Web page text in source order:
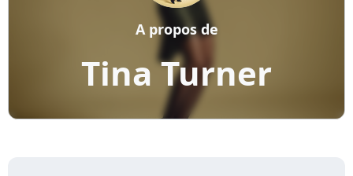
Tina Turner
A propos de